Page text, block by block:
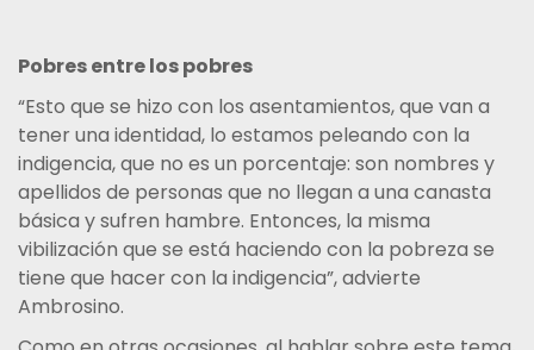
Pobres entre los pobres
“Esto que se hizo con los asentamientos, que van a
tener una identidad, lo estamos peleando con la
indigencia, que no es un porcentaje: son nombres y
apellidos de personas que no llegan a una canasta
básica y sufren hambre. Entonces, la misma
vibilización que se está haciendo con la pobreza se
tiene que hacer con la indigencia”, advierte
Ambrosino.